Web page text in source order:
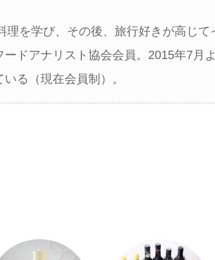
を学び、その後、旅行好きが高じて
ドアナリスト協会会員。2015年7月
る（現在会員制）。